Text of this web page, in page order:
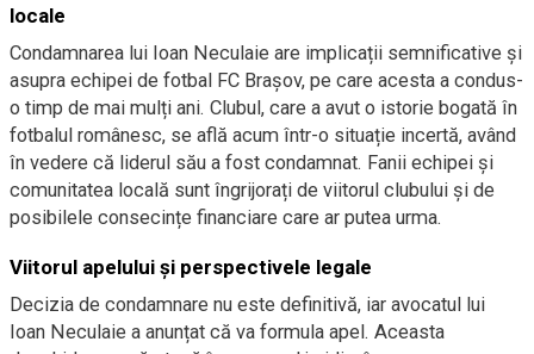
locale
Condamnarea lui Ioan Neculaie are implicații semnificative și
asupra echipei de fotbal FC Brașov, pe care acesta a condus-
o timp de mai mulți ani. Clubul, care a avut o istorie bogată în
fotbalul românesc, se află acum într-o situație incertă, având
în vedere că liderul său a fost condamnat. Fanii echipei și
comunitatea locală sunt îngrijorați de viitorul clubului și de
posibilele consecințe financiare care ar putea urma.
Viitorul apelului și perspectivele legale
Decizia de condamnare nu este definitivă, iar avocatul lui
Ioan Neculaie a anunțat că va formula apel. Aceasta